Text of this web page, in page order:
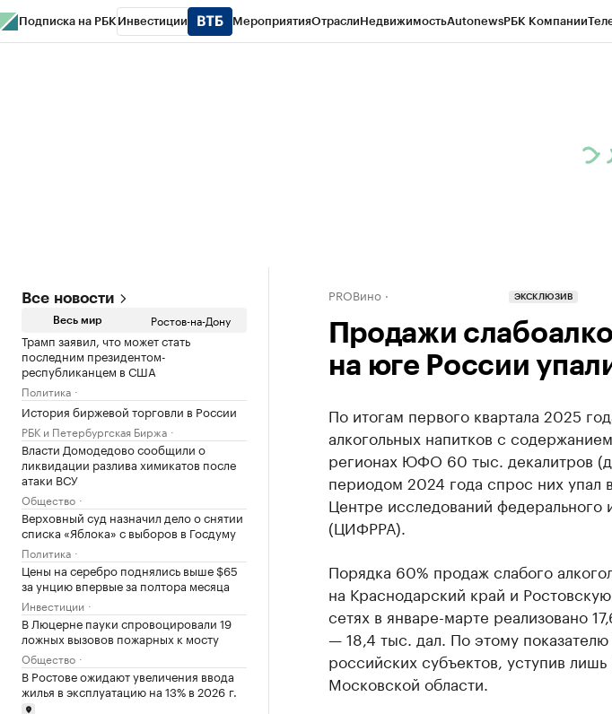
Подписка на РБК Инвестиции МероприятияОтраслиНедвижимостьAutonewsРБК Компании
Все новости
Весь мир Ростов-на-Дону
Трамп заявил, что может стать
последним президентом-
республиканцем в США
Политика
История биржевой торговли в России
РБК и Петербургская Биржа
Власти Домодедово сообщили о
ликвидации разлива химикатов после
атаки ВСУ
Общество
Верховный суд назначил дело о снятии
списка «Яблока» с выборов в Госдуму
Политика
Цены на серебро поднялись выше $65
за унцию впервые за полтора месяца
Инвестиции
В Люцерне пауки спровоцировали 19
ложных вызовов пожарных к мосту
Общество
В Ростове ожидают увеличения ввода
жилья в эксплуатацию на 13% в 2026 г.
PROВино ЭКСКЛЮЗИВ
Продажи
на юге России
По итогам первого квартала 2025
алкогольных напитков с
регионах ЮФО 60 тыс. декалитров
периодом 2024 года спрос них упал
Центре исследований федерального
(ЦИФРРА).
Порядка 60% продаж слабого
на Краснодарский край и
сетях в январе-марте реализовано
— 18,4 тыс. дал. По этому
российских субъектов, уступив
Московской области.